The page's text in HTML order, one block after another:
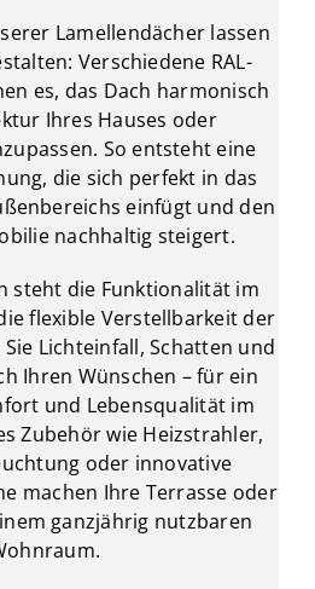
Lamellendächer lassen
Verschiedene RAL-
es, das Dach harmonisch
Ihres Hauses oder
So entsteht eine
die sich perfekt in das
einfügt und den
nachhaltig steigert.
steht die Funktionalität im
flexible Verstellbarkeit der
Lichteinfall, Schatten und
Ihren Wünschen – für ein
und Lebensqualität im
Zubehör wie Heizstrahler,
oder innovative
machen Ihre Terrasse oder
ganzjährig nutzbaren